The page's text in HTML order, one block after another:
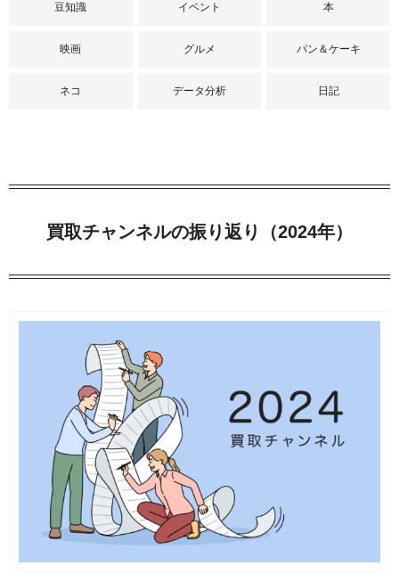
豆知識 イベント 本
映画 グルメ パン＆ケーキ
ネコ データ分析 日記
買取チャンネルの振り返り（2024年）